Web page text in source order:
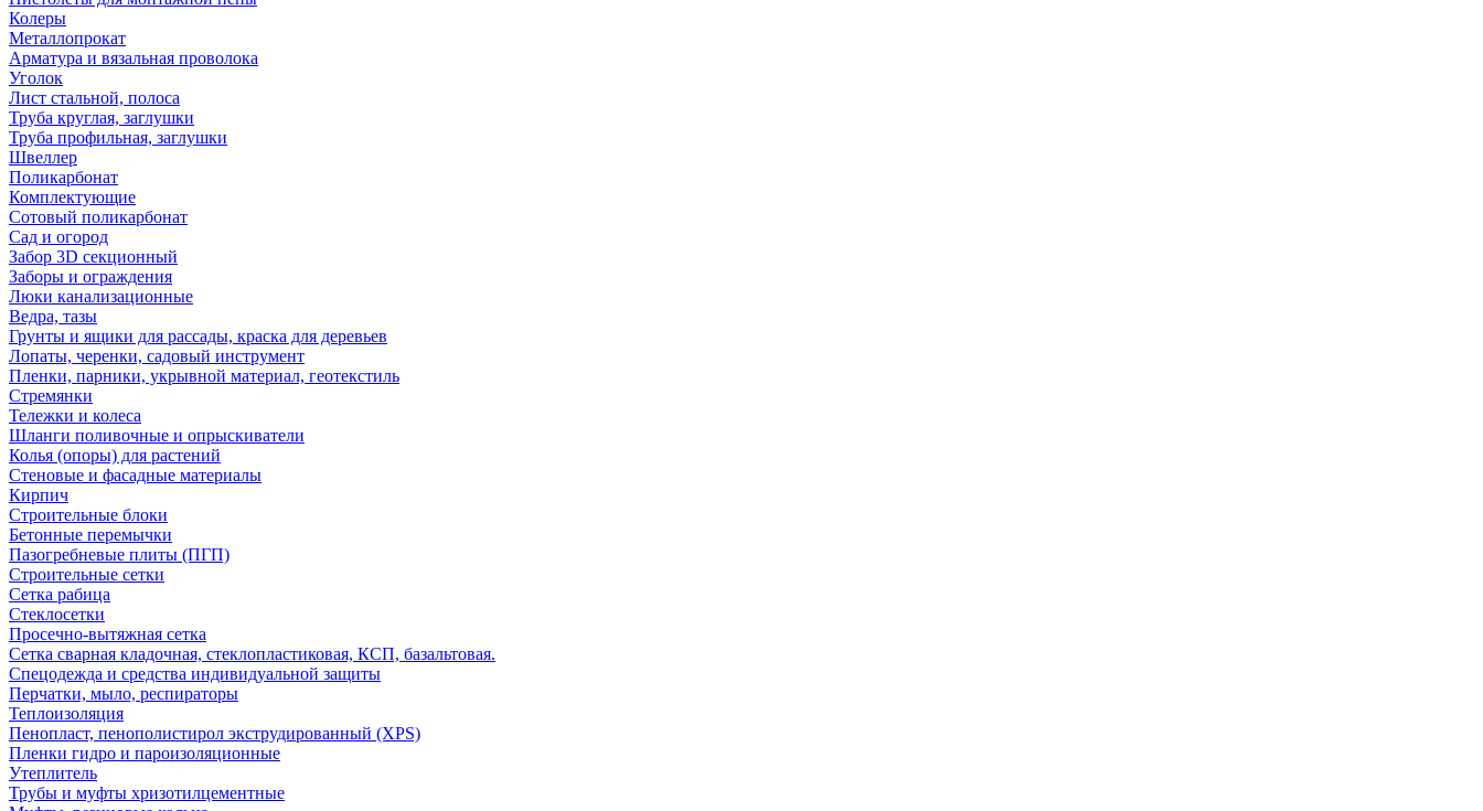
Колеры
Металлопрокат
Арматура и вязальная проволока
Уголок
Лист стальной, полоса
Труба круглая, заглушки
Труба профильная, заглушки
Швеллер
Поликарбонат
Комплектующие
Сотовый поликарбонат
Сад и огород
Забор 3D секционный
Заборы и ограждения
Люки канализационные
Ведра, тазы
Грунты и ящики для рассады, краска для деревьев
Лопаты, черенки, садовый инструмент
Пленки, парники, укрывной материал, геотекстиль
Стремянки
Тележки и колеса
Шланги поливочные и опрыскиватели
Колья (опоры) для растений
Стеновые и фасадные материалы
Кирпич
Строительные блоки
Бетонные перемычки
Пазогребневые плиты (ПГП)
Строительные сетки
Сетка рабица
Стеклосетки
Просечно-вытяжная сетка
Сетка сварная кладочная, стеклопластиковая, КСП, базальтовая.
Спецодежда и средства индивидуальной защиты
Перчатки, мыло, респираторы
Теплоизоляция
Пенопласт, пенополистирол экструдированный (XPS)
Пленки гидро и пароизоляционные
Утеплитель
Трубы и муфты хризотилцементные